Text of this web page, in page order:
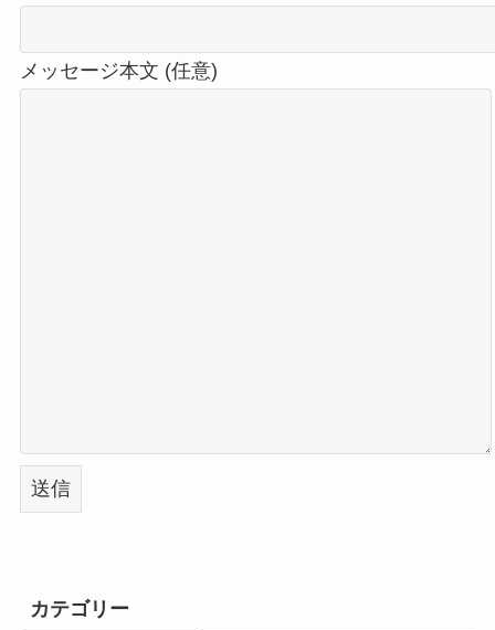
メッセージ本文 (任意)
カテゴリー